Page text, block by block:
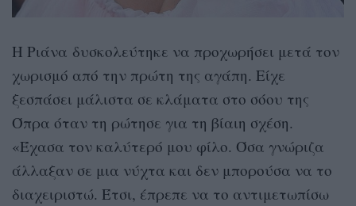
Η Ριάνα δυσκολεύτηκε να προχωρήσει μετά τον
χωρισμό από την πρώτη της αγάπη. Είχε
ξεσπάσει μάλιστα σε κλάματα στο σόου της
Όπρα όταν τη ρώτησε για τη βίαιη σχέση.
«Έχασα τον καλύτερό μου φίλο. Όσα γνώριζα
άλλαξαν σε μια νύχτα και δεν μπορούσα να το
διαχειριστώ. Έτσι, έπρεπε να το αντιμετωπίσω